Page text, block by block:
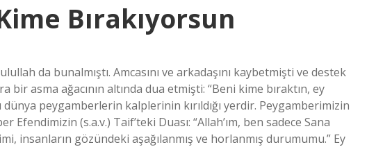
Bırakıyorsun
da bunalmıştı. Amcasını ve arkadaşını kaybetmişti ve destek
bir asma ağacının altında dua etmişti: “Beni kime bıraktın, ey
dünya peygamberlerin kalplerinin kırıldığı yerdir. Peygamberimizin
Efendimizin (s.a.v.) Taif’teki Duası: “Allah’ım, ben sadece Sana
insanların gözündeki aşağılanmış ve horlanmış durumumu.” Ey